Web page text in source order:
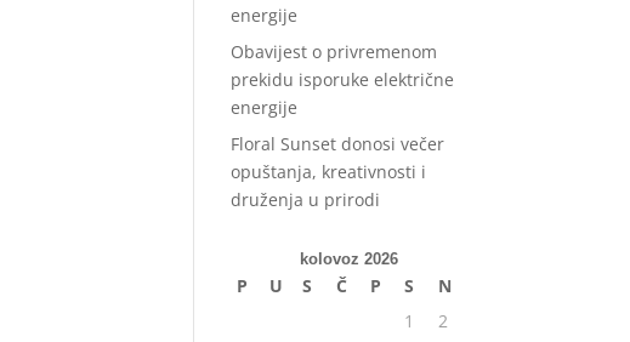
energije
Obavijest o privremenom
prekidu isporuke električne
energije
Floral Sunset donosi večer
opuštanja, kreativnosti i
druženja u prirodi
kolovoz 2026
P U S Č P S
N
1
2